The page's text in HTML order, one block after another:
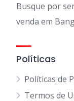
Busque por
venda em
Políticas
Políticas de
Termos de